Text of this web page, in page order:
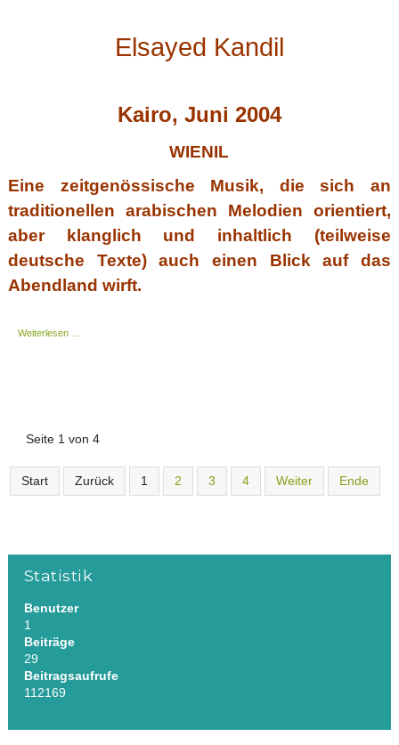
Elsayed Kandil
Kairo, Juni 2004
WIENIL
Eine zeitgenössische Musik, die sich an
traditionellen arabischen Melodien orientiert,
aber klanglich und inhaltlich (teilweise
deutsche Texte) auch einen Blick auf das
Abendland wirft.
Weiterlesen ...
Seite 1 von 4
Start Zurück 1 2 3 4 Weiter Ende
Statistik
Benutzer
1
Beiträge
29
Beitragsaufrufe
112169